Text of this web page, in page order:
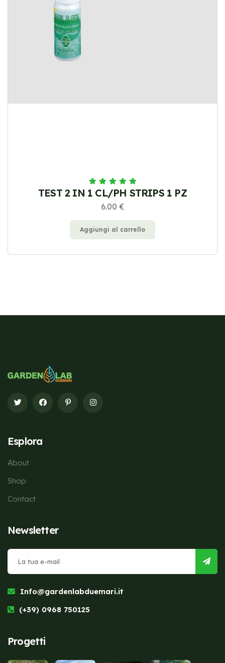
TEST 2 IN 1 CL/PH STRIPS 1 PZ
6.00 €
Aggiungi al carrello
Esplora
About
Shop
Contact
Newsletter
Info@gardenlabduemari.it
(+39) 0968 750125
Progetti